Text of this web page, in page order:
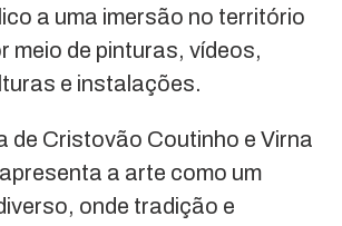
a uma imersão no território
meio de pinturas, vídeos,
e instalações.
de Cristovão Coutinho e Virna
a arte como um
onde tradição e